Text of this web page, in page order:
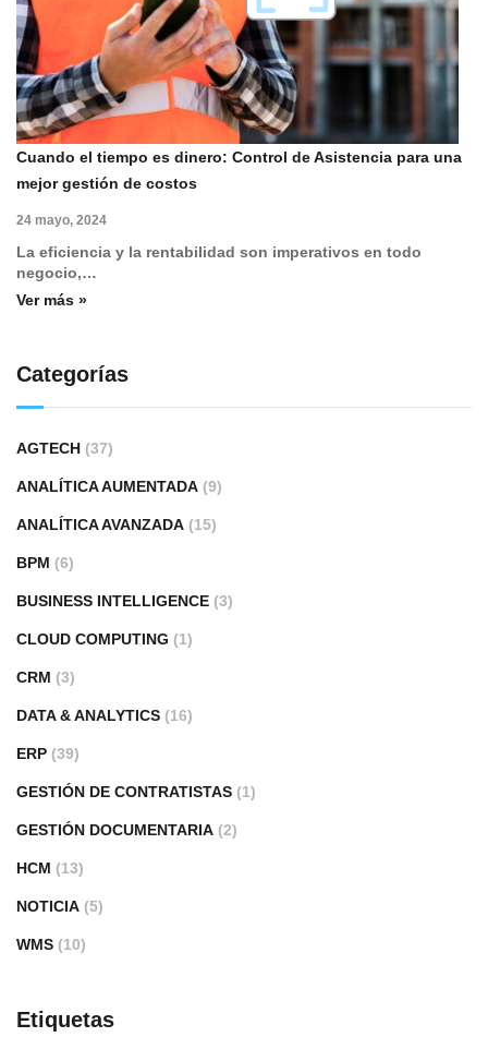
Cuando el tiempo es dinero: Control de Asistencia para una
mejor gestión de costos
24 mayo, 2024
La eficiencia y la rentabilidad son imperativos en todo
negocio,…
Ver más »
Categorías
AGTECH (37)
ANALÍTICA AUMENTADA (9)
ANALÍTICA AVANZADA (15)
BPM (6)
BUSINESS INTELLIGENCE (3)
CLOUD COMPUTING (1)
CRM (3)
DATA & ANALYTICS (16)
ERP (39)
GESTIÓN DE CONTRATISTAS (1)
GESTIÓN DOCUMENTARIA (2)
HCM (13)
NOTICIA (5)
WMS (10)
Etiquetas